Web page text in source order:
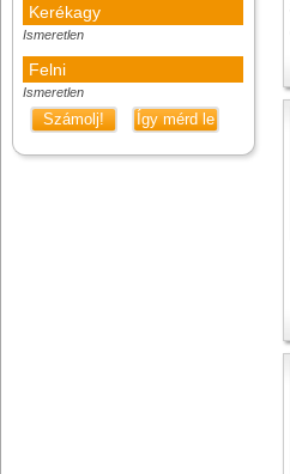
Kerékagy
Ismeretlen
Felni
Ismeretlen
Számolj! Így mérd le